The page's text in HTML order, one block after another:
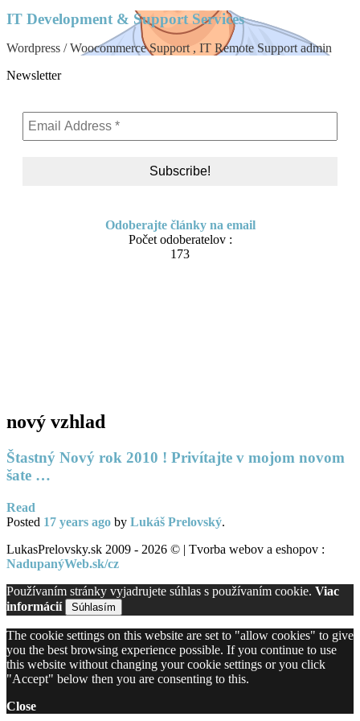
IT Development & Support Services
Wordpress / Woocommerce Support , IT Remote Support admin
Newsletter
Odoberajte články na email
Počet odoberatelov :
173
nový vzhlad
Štastný Nový rok 2010 ! Privítajte v mojom novom
šate …
Read
Posted 17 years ago by Lukáš Prelovský.
LukasPrelovsky.sk 2009 - 2026 © | Tvorba webov a eshopov :
NadupanýWeb.sk/cz
Používaním stránky vyjadrujete súhlas s používaním cookie. Viac
informácií
Súhlasím
The cookie settings on this website are set to "allow cookies" to give
you the best browsing experience possible. If you continue to use
this website without changing your cookie settings or you click
"Accept" below then you are consenting to this.
Close